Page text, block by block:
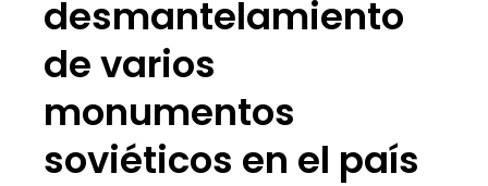
desmantelamiento
de varios
monumentos
soviéticos en el país